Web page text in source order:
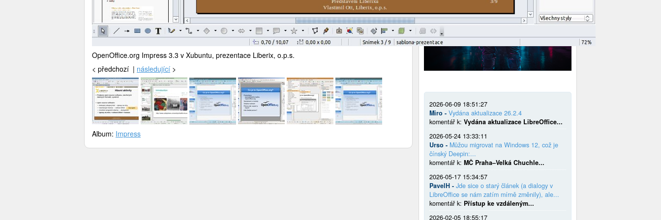
OpenOffice.org Impress 3.3 v Xubuntu, prezentace Liberix, o.p.s.
< předchozí | následující >
Album: Impress
2026-06-09 18:51:27
Miro - Vydána aktualizace 26.2.4
komentář k: Vydána aktualizace LibreOffice...
2026-05-24 13:33:11
Urso - Můžou migrovat na Windows 12, což je
čínský Deepin:...
komentář k: MČ Praha–Velká Chuchle...
2026-05-17 15:34:57
PavelH - Jde sice o starý článek (a dialogy v
LibreOffice se nám zatím mírně změnily), ale...
komentář k: Přístup ke vzdáleným...
2026-02-05 18:55:17